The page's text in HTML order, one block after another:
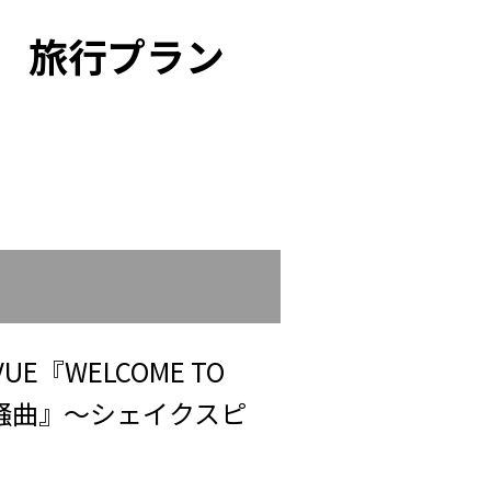
旅行プラン
『WELCOME TO
曲』～シェイクスピ